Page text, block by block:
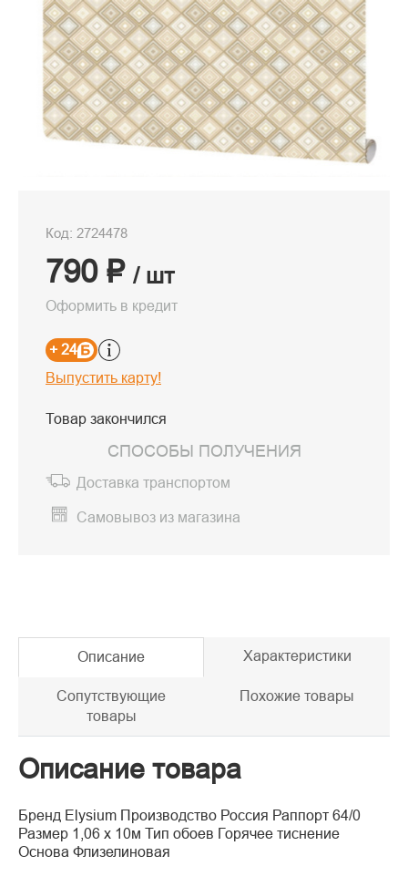
Код: 2724478
790 ₽ / шт
Оформить в кредит
+ 24
Выпустить карту!
Товар закончился
СПОСОБЫ ПОЛУЧЕНИЯ
Доставка транспортом
Самовывоз из магазина
Описание Характеристики
Сопутствующие
товары
Похожие товары
Описание товара
Бренд Elysium Производство Россия Раппорт 64/0
Размер 1,06 х 10м Тип обоев Горячее тиснение
Основа Флизелиновая